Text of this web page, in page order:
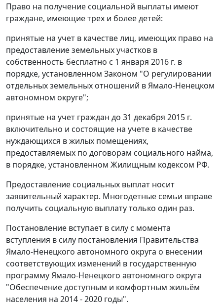
Право на получение социальной выплаты имеют
граждане, имеющие трех и более детей:
принятые на учет в качестве лиц, имеющих право на
предоставление земельных участков в
собственность бесплатно с 1 января 2016 г. в
порядке, установленном Законом "О регулировании
отдельных земельных отношений в Ямало-Ненецком
автономном округе";
принятые на учет граждан до 31 декабря 2015 г.
включительно и состоящие на учете в качестве
нуждающихся в жилых помещениях,
предоставляемых по договорам социального найма,
в порядке, установленном Жилищным кодексом РФ.
Предоставление социальных выплат носит
заявительный характер. Многодетные семьи вправе
получить социальную выплату только один раз.
Постановление вступает в силу с момента
вступления в силу постановления Правительства
Ямало-Ненецкого автономного округа о внесении
соответствующих изменений в государственную
программу Ямало-Ненецкого автономного округа
"Обеспечение доступным и комфортным жильём
населения на 2014 - 2020 годы".